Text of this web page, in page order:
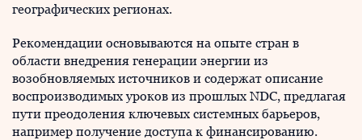
географических регионах.
Рекомендации основываются на опыте стран в
области внедрения генерации энергии из
возобновляемых источников и содержат описание
воспроизводимых уроков из прошлых NDC, предлагая
пути преодоления ключевых системных барьеров,
например получение доступа к финансированию.